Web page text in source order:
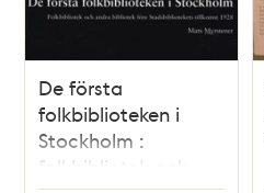
De första
folkbiblioteken i
Stockholm :
folkbibliotek och